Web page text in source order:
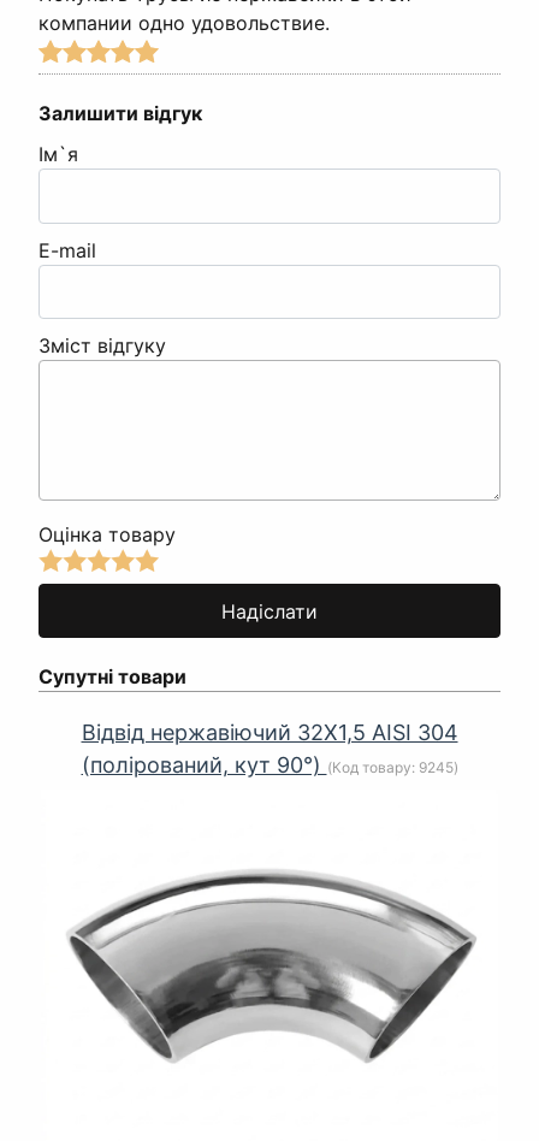
компании одно удовольствие.
Залишити відгук
Ім`я
E-mail
Зміст відгуку
Оцінка товару
Супутні товари
Відвід нержавіючий 32Х1,5 AISI 304
(полірований, кут 90°) (Код товару: 9245)